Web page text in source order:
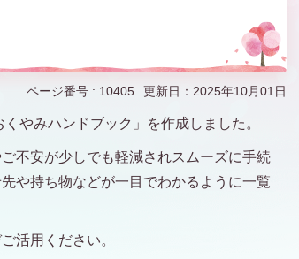
ページ番号 : 10405 更新日：2025年10月01日
やみハンドブック」を作成しました。
不安が少しでも軽減されスムーズに手続
や持ち物などが一目でわかるように一覧
活用ください。